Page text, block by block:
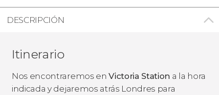
DESCRIPCIÓN
Itinerario
Nos encontraremos enVictoria Station a la hora
indicada y dejaremos atrás Londres para